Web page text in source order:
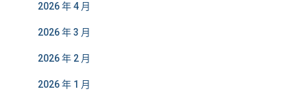
2026 年 4 月
2026 年 3 月
2026 年 2 月
2026 年 1 月